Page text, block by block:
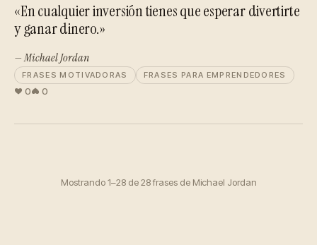
«En cualquier inversión tienes que esperar divertirte
y ganar dinero.»
— Michael Jordan
FRASES MOTIVADORAS FRASES PARA EMPRENDEDORES
0 0
Mostrando 1–28 de 28 frases de Michael Jordan